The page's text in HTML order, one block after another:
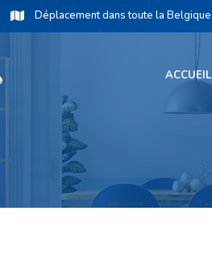
Déplacement dans toute la Belgique
ACCUEIL